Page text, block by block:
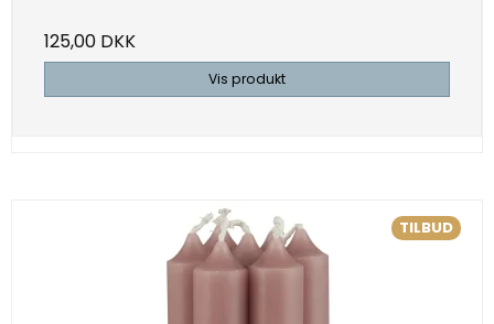
125,00 DKK
Vis produkt
TILBUD